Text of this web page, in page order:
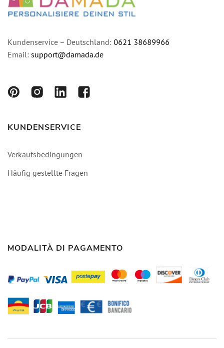
Kundenservice – Deutschland: 0621 38689966
Email: support@damada.de
KUNDENSERVICE
Verkaufsbedingungen
Häufig gestellte Fragen
MODALITÀ DI PAGAMENTO